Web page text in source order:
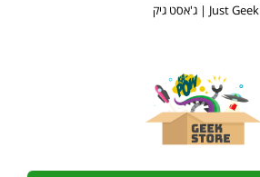
Just Geek | ג'אסט גיק